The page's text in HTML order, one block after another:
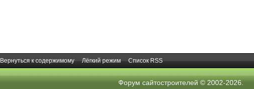
Вернуться к содержимому Лёгкий режим Список RSS
Форум сайтостроителей © 2002-2026.